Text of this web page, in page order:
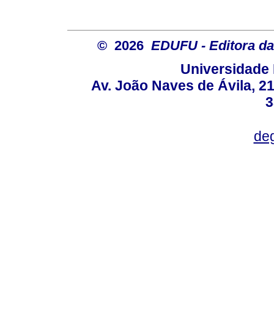
© 2026 EDUFU - Editora
Universidade
Av. João Naves de Ávila,